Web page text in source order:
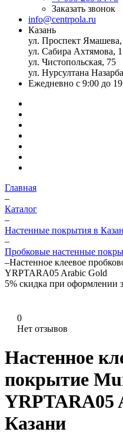
Заказать звонок
info@centrpola.ru
Казань
ул. Проспект
ул. Сабира Ахтямова, 1
ул. Чистопольская, 75
ул. Нурсултана
Ежедневно с 9:00 до
Главная
–
Каталог
–
Настенные покрытия в
–
Пробковые настенные
–Настенное клеевое
YRPTARA05 Arabic Gold
5% скидка при оформлении
0
Нет отзывов
Настенное
покрытие
YRPTARA05
Казани